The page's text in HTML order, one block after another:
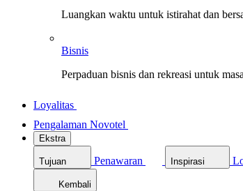
Luangkan waktu untuk istirahat dan
Bisnis
Perpaduan bisnis dan rekreasi untuk
Loyalitas
Pengalaman Novotel
Ekstra
Tujuan Penawaran Inspirasi
Kembali